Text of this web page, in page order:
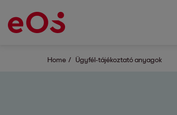
Home Ügyfél-tájékoztató anyagok